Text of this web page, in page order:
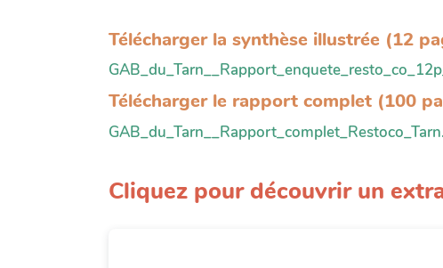
Télécharger la synthèse illustrée (12
Télécharger le rapport complet (100
Cliquez pour découvrir un